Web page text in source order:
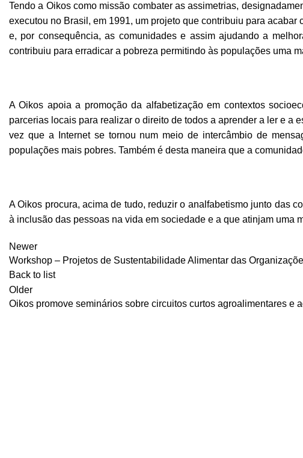
Tendo a Oikos como missão combater as assimetrias,
executou no Brasil, em 1991, um projeto que contribuiu para
e, por consequência, as comunidades e assim ajudando a
contribuiu para erradicar a pobreza permitindo às populações uma
A Oikos apoia a promoção da alfabetização em contextos
parcerias locais para realizar o direito de todos a aprender a ler e a
vez que a Internet se tornou num meio de intercâmbio de
populações mais pobres. Também é desta maneira que a
A Oikos procura, acima de tudo, reduzir o analfabetismo junto das
à inclusão das pessoas na vida em sociedade e a que atinjam uma
Newer
Workshop – Projetos de Sustentabilidade Alimentar das
Back to list
Older
Oikos promove seminários sobre circuitos curtos agroalimentares e